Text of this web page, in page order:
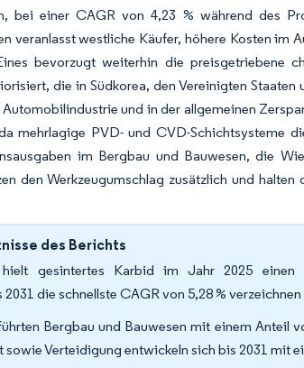
bei einer CAGR von 4,23 % während des
veranlasst westliche Käufer, höhere Kosten im
bevorzugt weiterhin die preisgetriebene
die in Südkorea, den Vereinigten
und in der allgemeinen
mehrlagige PVD- und CVD-Schichtsysteme
im Bergbau und Bauwesen, die
den Werkzeugumschlag zusätzlich und
des Berichts
gesintertes Karbid im Jahr 2025 einen
die schnellste CAGR von 5,28 % verzeichnen
Bergbau und Bauwesen mit einem Anteil
sowie Verteidigung entwickeln sich bis 2031 mit